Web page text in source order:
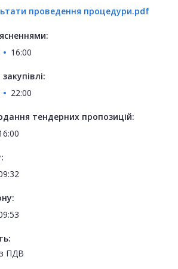
проведення процедури.pdf
16:00
22:00
тендерних пропозицій:
з ПДВ